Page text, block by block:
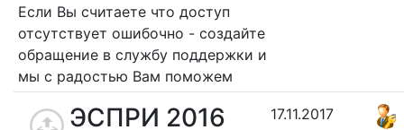
Если Вы считаете что доступ
отсутствует ошибочно - создайте
обращение в службу поддержки и
мы с радостью Вам поможем
ЭСПРИ 2016
17.11.2017